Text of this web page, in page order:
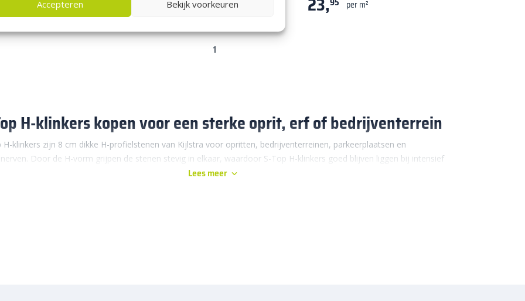
Accepteren Bekijk voorkeuren
per m² per m²
1
H-klinkers kopen voor een sterke oprit, erf of bedrijventerrein
H-klinkers zijn 8 cm dikke H-profielstenen van Kijlstra voor opritten, bedrijventerreinen, parkeerplaatsen en
Door de H-vorm grijpen de stenen stevig in elkaar, waardoor S-Top H-klinkers goed blijven liggen bij intensief
Lees meer